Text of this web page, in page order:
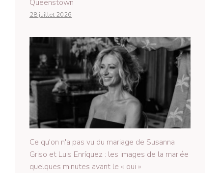
Queenstown
28 juillet 2026
Ce qu'on n'a pas vu du mariage de Susanna
Griso et Luis Enríquez : les images de la mariée
quelques minutes avant le « oui »